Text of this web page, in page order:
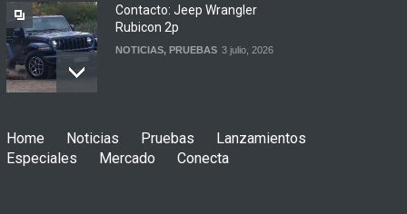
Contacto: Jeep Wrangler
Rubicon 2p
NOTICIAS, PRUEBAS 3 julio, 2026
Iconic
Home Noticias Pruebas
Lanzamientos
Especiales
Mercado Conecta